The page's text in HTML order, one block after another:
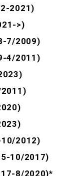
2021)
>)
7/2009)
4/2011)
2012)
10/2017)
8/2020)*